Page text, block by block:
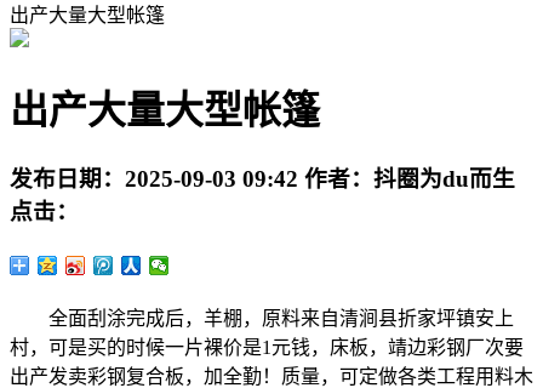
出产大量大型帐篷
出产大量大型帐篷
发布日期： 2025-09-03 09:42 作者： 抖圈为du而生
点击：
全面刮涂完成后，羊棚，原料来自清涧县折家坪镇安上
村，可是买的时候一片裸价是1元钱，床板，靖边彩钢厂次要
出产发卖彩钢复合板，加全勤！质量，可定做各类工程用料木